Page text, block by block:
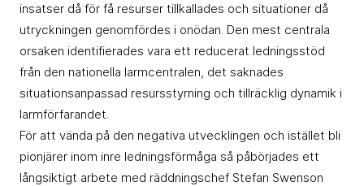
insatser då för få resurser tillkallades och situationer då
utryckningen genomfördes i onödan. Den mest centrala
orsaken identifierades vara ett reducerat ledningsstöd
från den nationella larmcentralen, det saknades
situationsanpassad resursstyrning och tillräcklig dynamik i
larmförfarandet.
För att vända på den negativa utvecklingen och istället bli
pionjärer inom inre ledningsförmåga så påbörjades ett
långsiktigt arbete med räddningschef Stefan Swenson